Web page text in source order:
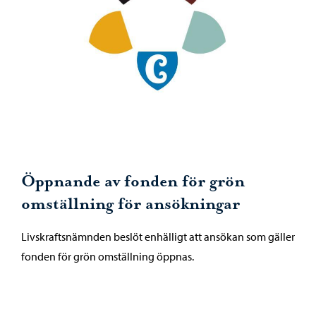
Öppnande av fonden för grön
omställning för ansökningar
Livskraftsnämnden beslöt enhälligt att ansökan som gäller
fonden för grön omställning öppnas.